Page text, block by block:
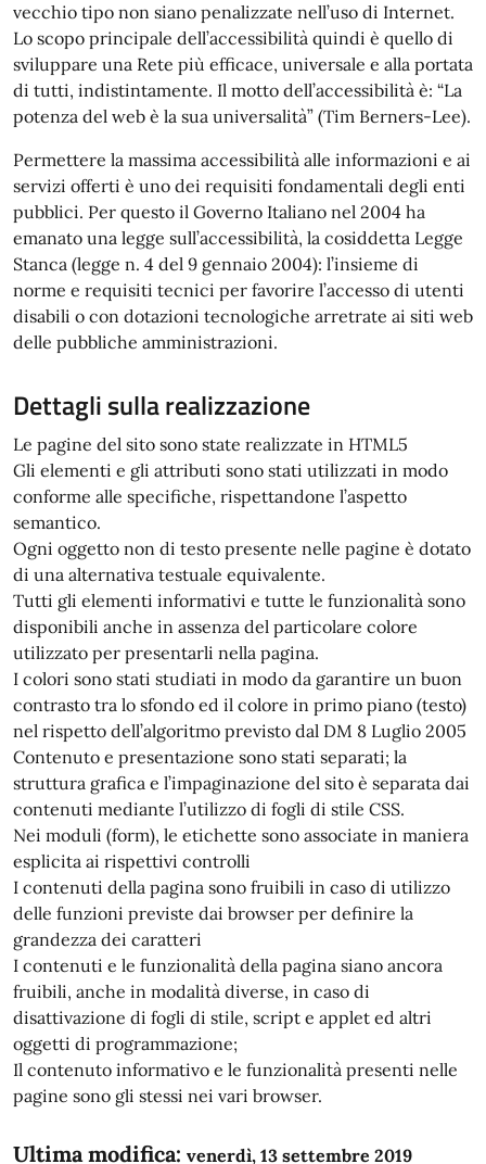
vecchio tipo non siano penalizzate nell’uso di Internet.
Lo scopo principale dell’accessibilità quindi è quello di
sviluppare una Rete più efficace, universale e alla portata
di tutti, indistintamente. Il motto dell’accessibilità è: “La
potenza del web è la sua universalità” (Tim Berners-Lee).
Permettere la massima accessibilità alle informazioni e ai
servizi offerti è uno dei requisiti fondamentali degli enti
pubblici. Per questo il Governo Italiano nel 2004 ha
emanato una legge sull’accessibilità, la cosiddetta Legge
Stanca (legge n. 4 del 9 gennaio 2004): l’insieme di
norme e requisiti tecnici per favorire l’accesso di utenti
disabili o con dotazioni tecnologiche arretrate ai siti web
delle pubbliche amministrazioni.
Dettagli sulla realizzazione
Le pagine del sito sono state realizzate in HTML5
Gli elementi e gli attributi sono stati utilizzati in modo
conforme alle specifiche, rispettandone l’aspetto
semantico.
Ogni oggetto non di testo presente nelle pagine è dotato
di una alternativa testuale equivalente.
Tutti gli elementi informativi e tutte le funzionalità sono
disponibili anche in assenza del particolare colore
utilizzato per presentarli nella pagina.
I colori sono stati studiati in modo da garantire un buon
contrasto tra lo sfondo ed il colore in primo piano (testo)
nel rispetto dell’algoritmo previsto dal DM 8 Luglio 2005
Contenuto e presentazione sono stati separati; la
struttura grafica e l’impaginazione del sito è separata dai
contenuti mediante l’utilizzo di fogli di stile CSS.
Nei moduli (form), le etichette sono associate in maniera
esplicita ai rispettivi controlli
I contenuti della pagina sono fruibili in caso di utilizzo
delle funzioni previste dai browser per definire la
grandezza dei caratteri
I contenuti e le funzionalità della pagina siano ancora
fruibili, anche in modalità diverse, in caso di
disattivazione di fogli di stile, script e applet ed altri
oggetti di programmazione;
Il contenuto informativo e le funzionalità presenti nelle
pagine sono gli stessi nei vari browser.
Ultima modifica: venerdì, 13 settembre 2019